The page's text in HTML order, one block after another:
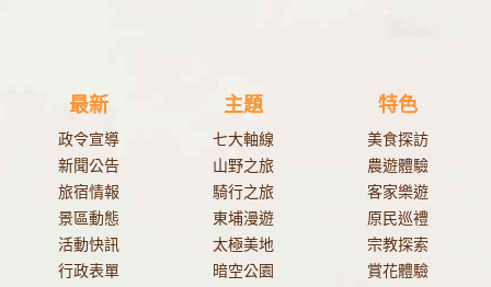
最新
政令宣導
新聞公告
旅宿情報
景區動態
活動快訊
行政表單
主題
七大軸線
山野之旅
騎行之旅
東埔漫遊
太極美地
暗空公園
特色
美食探訪
農遊體驗
客家樂遊
原民巡禮
宗教探索
賞花體驗